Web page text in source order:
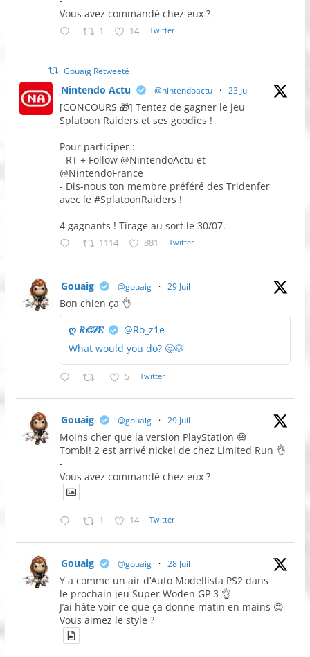
Vous avez commandé chez eux ?
1 14 Twitter
Gouaig Retweeté
Nintendo Actu @nintendoactu · 23 Juil
[CONCOURS 🎁] Tentez de gagner le jeu
Splatoon Raiders et ses goodies !
Pour participer :
- RT + Follow @NintendoActu et
@NintendoFrance
- Dis-nous ton membre préféré des Tridenfer
avec le #SplatoonRaiders !
4 gagnants ! Tirage au sort le 30/07.
1114 881 Twitter
Gouaig @gouaig · 29 Juil
Bon chien ça 👌
ღ 𝑅𝒪𝒮𝐸
@Ro_z1e
What would you do? 🤔🐶
5 Twitter
Gouaig @gouaig · 29 Juil
Moins cher que la version PlayStation 😅
Tombi! 2 est arrivé nickel de chez Limited Run 👌
-
Vous avez commandé chez eux ?
1 14 Twitter
Gouaig @gouaig · 28 Juil
Y a comme un air d’Auto Modellista PS2 dans
le prochain jeu Super Woden GP 3 👌
J’ai hâte voir ce que ça donne matin en mains 😍
Vous aimez le style ?